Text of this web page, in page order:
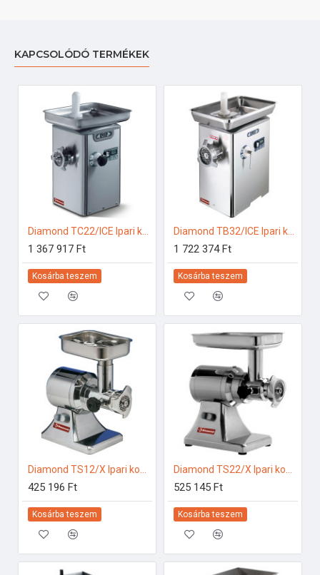
KAPCSOLÓDÓ TERMÉKEK
1 367 917 Ft
Kosárba teszem
Diamond TB32/ICE Ipari konyhai előkészítés
1 722 374 Ft
Kosárba teszem
425 196 Ft
Kosárba teszem
525 145 Ft
Kosárba teszem